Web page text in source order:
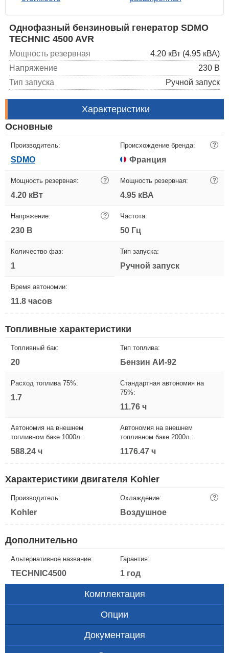
Однофазный бензиновый генератор SDMO
TECHNIC 4500 AVR
Мощность резервная
4.20 кВт (4.95 кВА)
Напряжение
230 В
Тип запуска
Ручной запуск
Характеристики
Основные
Производитель:
SDMO
Происхождение бренда: ?
Франция
Мощность резервная: ?
4.20 кВт
Мощность резервная: ?
4.95 кВА
Напряжение: ?
230 В
Частота:
50 Гц
Количество фаз:
1
Тип запуска:
Ручной запуск
Время автономии:
11.8 часов
Топливные характеристики
Топливный бак:
20
Тип топлива:
Бензин АИ-92
Расход топлива 75%:
1.7
Стандартная автономия на
75%:
11.76 ч
Автономия на внешнем
топливном баке 1000л.:
588.24 ч
Автономия на внешнем
топливном баке 2000л.:
1176.47 ч
Характеристики двигателя Kohler
Производитель:
Kohler
Охлаждение: ?
Воздушное
Дополнительно
Альтернативное название:
TECHNIC4500
Гарантия:
1 год
Комплектация
Опции
Документация